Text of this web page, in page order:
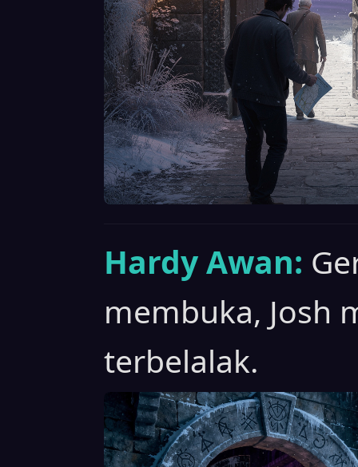
Hardy Awan:
membuka, Josh
terbelalak.